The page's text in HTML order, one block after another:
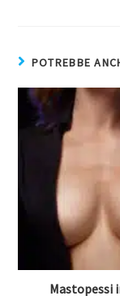
POTREBBE
Mastopessi